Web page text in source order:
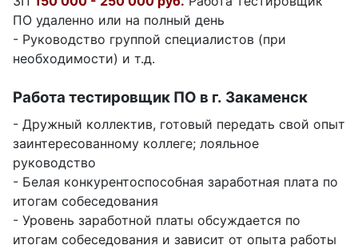
ПО удаленно или на полный день
- Руководство группой специалистов (при
необходимости) и т.д.
Работа тестировщик ПО в г. Закаменск
- Дружный коллектив, готовый передать свой опыт
заинтересованному коллеге; лояльное
руководство
- Белая конкурентоспособная заработная плата по
итогам собеседования
- Уровень заработной платы обсуждается по
итогам собеседования и зависит от опыта работы